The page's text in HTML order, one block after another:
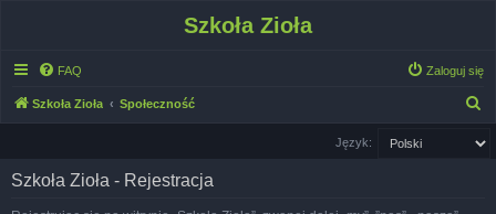
Szkoła Zioła
FAQ Zaloguj się
Szkoła Zioła Społeczność
Język:
Szkoła Zioła - Rejestracja